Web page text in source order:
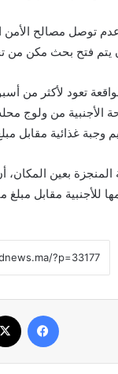
توصل مصالح
يتم فتح بحث مكن
تعود لأكثر من
من ولوج
وجبة غذائية مقابل
بعين المكان،
للأجنبية مقابل مبلغ